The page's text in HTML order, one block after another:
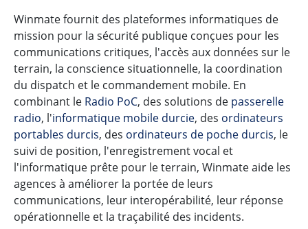
Winmate fournit des plateformes informatiques de
mission pour la sécurité publique conçues pour les
communications critiques, l'accès aux données sur le
terrain, la conscience situationnelle, la coordination
du dispatch et le commandement mobile. En
combinant le Radio PoC, des solutions de passerelle
radio, l'informatique mobile durcie, des ordinateurs
portables durcis, des ordinateurs de poche durcis, le
suivi de position, l'enregistrement vocal et
l'informatique prête pour le terrain, Winmate aide les
agences à améliorer la portée de leurs
communications, leur interopérabilité, leur réponse
opérationnelle et la traçabilité des incidents.